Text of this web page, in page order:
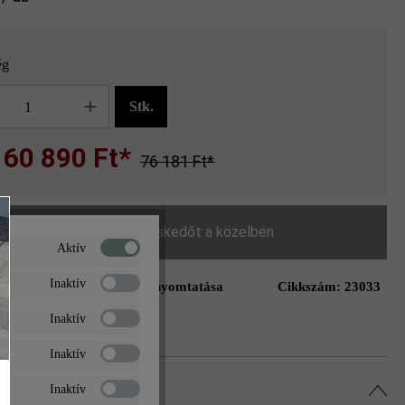
Stk.
60 890 Ft* 76 181 Ft*
Keressen egy kereskedőt a közelben
a kívánságlistáhozOldal nyomtatása Cikkszám: 23033
Aktív
Inaktív
Inaktív
Inaktív
Inaktív